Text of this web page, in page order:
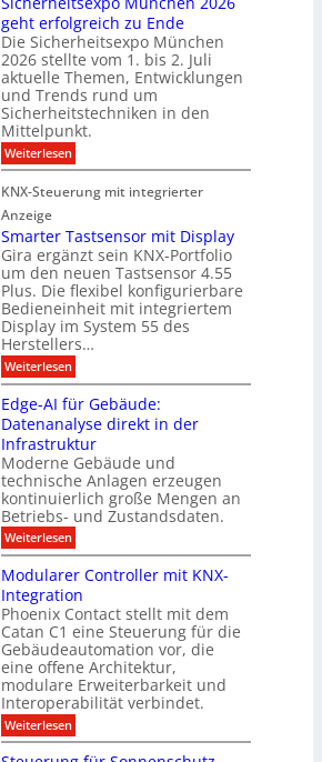
k
e
n
e
r
b
e
i
M
D
c
h
n
o
l
o
g
e
s
n
d
f
r
ü
h
e
s
t
e
k
e
n
n
u
n
g
m
i
t
A
n
s
a
g
r
a
u
c
h
m
e
l
d
a
k
a
b
a
e
r
ö
f
n
e
t
n
e
u
e
s
A
u
s
b
i
l
d
u
n
g
s
z
e
n
t
r
u
geht erfolgreich zu Ende
Die Sicherheitsexpo München
2026 stellte vom 1. bis 2. Juli
aktuelle Themen, Entwicklungen
und Trends rund um
Sicherheitstechniken in den
Mittelpunkt.
Weiterlesen:
S
c
e
r
h
e
i
t
s
e
x
p
o
M
ü
n
c
h
e
n
2
0
2
6
g
e
h
t
e
r
f
o
l
g
r
e
i
KNX-Steuerung mit integrierter
Anzeige
Smarter Tastsensor mit Display
Gira ergänzt sein KNX-Portfolio
um den neuen Tastsensor 4.55
Plus. Die flexibel konfigurierbare
Bedieneinheit mit integriertem
Display im System 55 des
Herstellers…
Weiterlesen:
S
m
a
r
t
e
r
T
a
s
t
s
n
s
o
r
m
i
t
D
i
s
p
Edge-AI für Gebäude:
Datenanalyse direkt in der
Infrastruktur
Moderne Gebäude und
technische Anlagen erzeugen
kontinuierlich große Mengen an
Betriebs- und Zustandsdaten.
Weiterlesen:
E
g
e
-
A
I
f
ü
r
G
e
b
Modularer Controller mit KNX-
Integration
Phoenix Contact stellt mit dem
Catan C1 eine Steuerung für die
Gebäudeautomation vor, die
eine offene Architektur,
modulare Erweiterbarkeit und
Interoperabilität verbindet.
Weiterlesen:
M